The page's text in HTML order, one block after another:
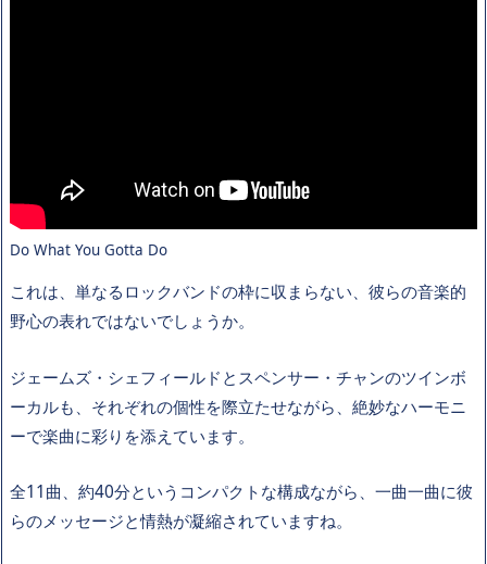
Do What You Gotta Do
これは、単なるロックバンドの枠に収まらない、彼らの音楽的
野心の表れではないでしょうか。
ジェームズ・シェフィールドとスペンサー・チャンのツインボ
ーカルも、それぞれの個性を際立たせながら、絶妙なハーモニ
ーで楽曲に彩りを添えています。
全11曲、約40分というコンパクトな構成ながら、一曲一曲に彼
らのメッセージと情熱が凝縮されていますね。